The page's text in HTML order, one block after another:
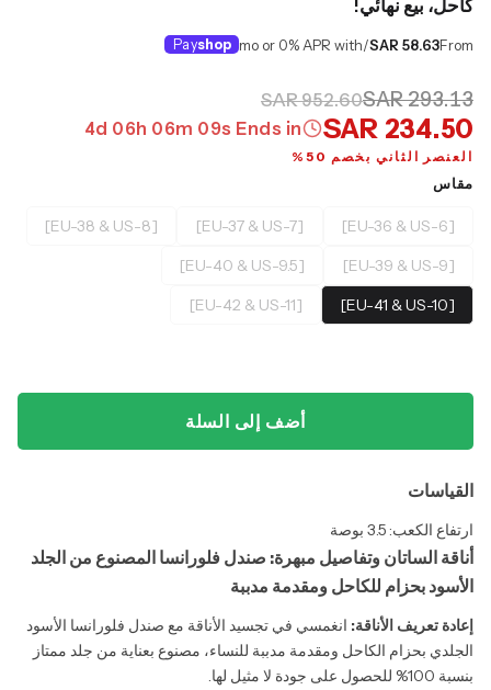
كاحل، بيع نهائي!
From
SAR 58.63
/mo or 0% APR with
shop
Pay
SAR 293.13
SAR 952.60
SAR 234.50
Ends in
4d 06h 06m 08s
العنصر الثاني بخصم 50%
مقاس
[EU-36 & US-6]
[EU-37 & US-7]
[EU-38 & US-8]
[EU-39 & US-9]
[EU-40 & US-9.5]
[EU-41 & US-10]
[EU-42 & US-11]
أضف إلى السلة
القياسات
ارتفاع الكعب: 3.5 بوصة
أناقة الساتان وتفاصيل مبهرة: صندل فلورانسا المصنوع من الجلد
الأسود بحزام للكاحل ومقدمة مدببة
إعادة تعريف الأناقة: انغمسي في تجسيد الأناقة مع صندل فلورانسا الأسود
الجلدي بحزام الكاحل ومقدمة مدببة للنساء، مصنوع بعناية من جلد ممتاز
بنسبة 100% للحصول على جودة لا مثيل لها.